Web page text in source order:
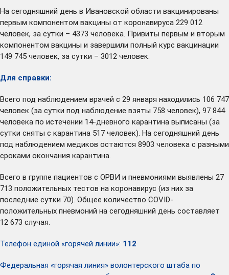
На сегодняшний день в Ивановской области вакцинированы
первым компонентом вакцины от коронавируса 229 012
человек, за сутки – 4373 человека. Привиты первым и вторым
компонентом вакцины и завершили полный курс вакцинации
149 745 человек, за сутки – 3012 человек.
Для справки:
Всего под наблюдением врачей с 29 января находились 106 747
человек (за сутки под наблюдение взяты 758 человек), 97 844
человека по истечении 14-дневного карантина выписаны (за
сутки сняты с карантина 517 человек). На сегодняшний день
под наблюдением медиков остаются 8903 человека с разными
сроками окончания карантина.
Всего в группе пациентов с ОРВИ и пневмониями выявлены 27
713 положительных тестов на коронавирус (из них за
последние сутки 70). Общее количество COVID-
положительных пневмоний на сегодняшний день составляет
12 673 случая.
Телефон единой «горячей линии»: 112
Федеральная «горячая линия» волонтерского штаба по